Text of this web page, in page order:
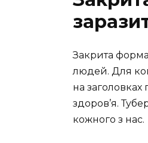
Закрита
людей. Для
на
здоров’я.
кожного з нас.